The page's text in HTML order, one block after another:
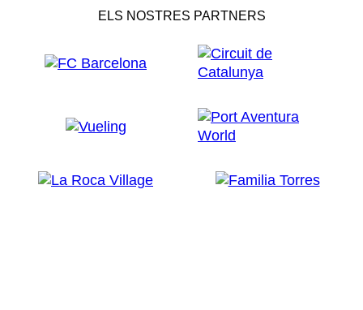
ELS NOSTRES PARTNERS